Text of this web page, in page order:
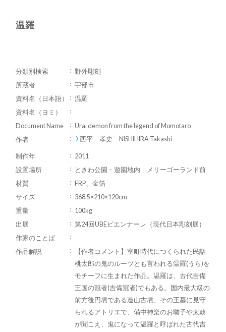
温羅
分類別検索
野外彫刻
所蔵者
宇部市
資料名（日本語）
温羅
資料名（ヨミ）
Document Name
Ura, demon from the legend of Momotaro
作者
西平 孝史 NISHIHIRA Takashi
制作年
2011
設置場所
ときわ公園・遊園地内 メリーゴーランド前
材質
FRP、金箔
サイズ
368.5×210×120cm
重量
100kg
出展
第24回UBEビエンナーレ（現代日本彫刻展）
作家のことば
作品解説
【作者コメント】室町時代につくられた民話
桃太郎の鬼のルーツとも言われる温羅(うら)を
モチーフに生まれた作品。温羅は、古代吉備
王国の冠者(吉備冠者)でもある。国内最大級の
前方後円墳である造山古墳、その王墓に見守
られるアトリエで、備中神楽のお囃子や太鼓
が聞こえ、鬼になって温羅と呼ばれた古代吉